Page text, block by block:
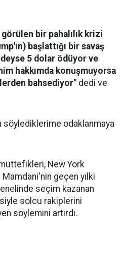
bir pahalılık krizi
başlattığı bir savaş
5 dolar ödüyor ve
hakkımda konuşmuyorsa
bahsediyor" dedi ve
söylediklerime odaklanmaya
New York
geçen yılki
seçim kazanan
solcu rakiplerini
söylemini artırdı.